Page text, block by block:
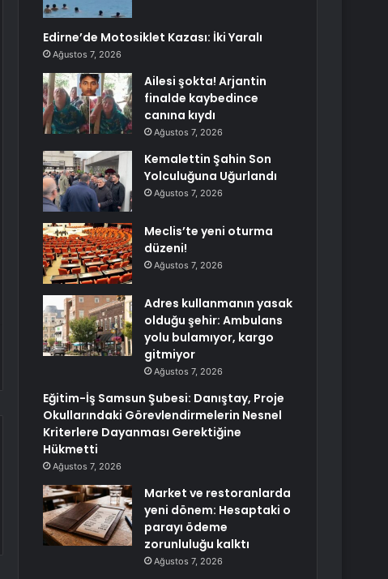
Edirne’de Motosiklet Kazası: İki Yaralı
Ağustos 7, 2026
Ailesi şokta! Arjantin
finalde kaybedince
canına kıydı
Ağustos 7, 2026
Kemalettin Şahin Son
Yolculuğuna Uğurlandı
Ağustos 7, 2026
Meclis’te yeni oturma
düzeni!
Ağustos 7, 2026
Adres kullanmanın yasak
olduğu şehir: Ambulans
yolu bulamıyor, kargo
gitmiyor
Ağustos 7, 2026
Eğitim-İş Samsun Şubesi: Danıştay, Proje
Okullarındaki Görevlendirmelerin Nesnel
Kriterlere Dayanması Gerektiğine
Hükmetti
Ağustos 7, 2026
Market ve restoranlarda
yeni dönem: Hesaptaki o
parayı ödeme
zorunluluğu kalktı
Ağustos 7, 2026